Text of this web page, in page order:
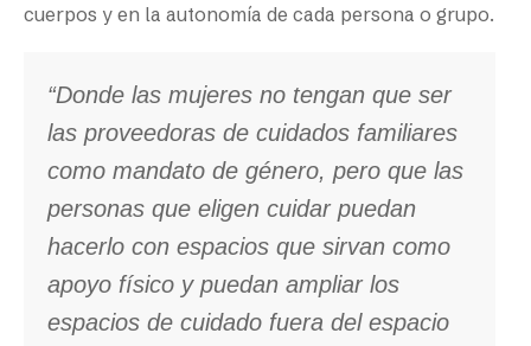
cuerpos y en la autonomía de cada persona o grupo.
“Donde las mujeres no tengan que ser
las proveedoras de cuidados familiares
como mandato de género, pero que las
personas que eligen cuidar puedan
hacerlo con espacios que sirvan como
apoyo físico y puedan ampliar los
espacios de cuidado fuera del espacio